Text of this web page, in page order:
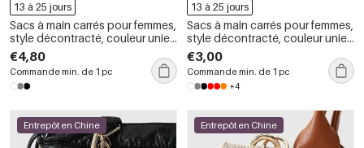
13 à 25 jours
Sacs à main carrés pour femmes,
style décontracté, couleur unie,
en polyester tissé
€4,80
Commande min. de 1 pc
13 à 25 jours
Sacs à main carrés pour femmes,
style décontracté, couleur unie,
en polyester tissé
€3,00
Commande min. de 1 pc
+4
Entrepôt en Chine Entrepôt en Chine